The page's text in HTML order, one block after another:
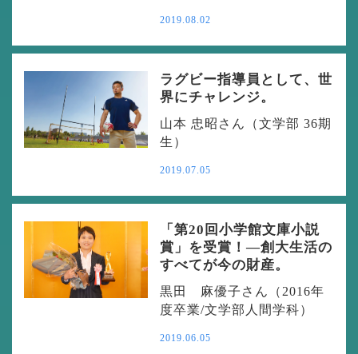
2019.08.02
ラグビー指導員として、世
界にチャレンジ。
山本 忠昭さん（文学部 36期
生）
2019.07.05
「第20回小学館文庫小説
賞」を受賞！―創大生活の
すべてが今の財産。
黒田 麻優子さん（2016年
度卒業/文学部人間学科）
2019.06.05